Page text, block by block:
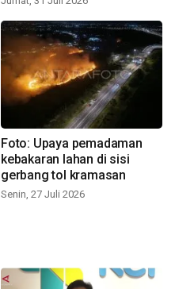
Foto: Upaya pemadaman
kebakaran lahan di sisi
gerbang tol kramasan
Senin, 27 Juli 2026